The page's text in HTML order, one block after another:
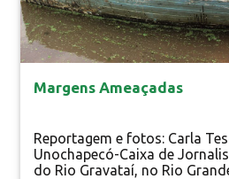
Margens Ameaçadas
Reportagem e fotos: Carla
Unochapecó-Caixa de
do Rio Gravataí, no Rio